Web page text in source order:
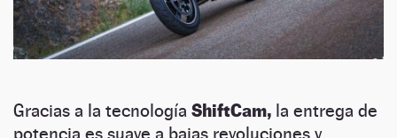
Gracias a la tecnología ShiftCam, la entrega de
potencia es suave a bajas revoluciones y